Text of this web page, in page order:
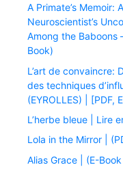
A Primate’s Memoir: A
Neuroscientist’s
Among the Baboons
Book)
L’art de convaincre:
des techniques
(EYROLLES) | [PDF,
L’herbe bleue | Lire
Lola in the Mirror |
Alias Grace | (E-Book